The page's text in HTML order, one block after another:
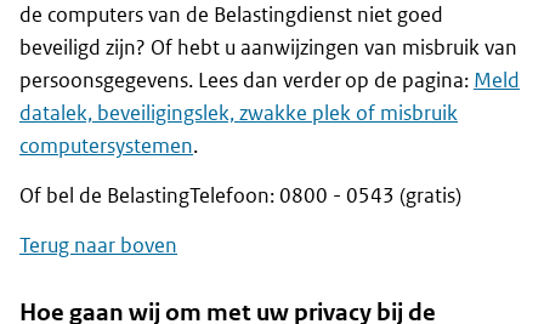
de computers van de Belastingdienst niet goed
beveiligd zijn? Of hebt u aanwijzingen van misbruik van
persoonsgegevens. Lees dan verder op de pagina: Meld
datalek, beveiligingslek, zwakke plek of misbruik
computersystemen.
Of bel de BelastingTelefoon: 0800 - 0543 (gratis)
Terug naar boven
Hoe gaan wij om met uw privacy bij de